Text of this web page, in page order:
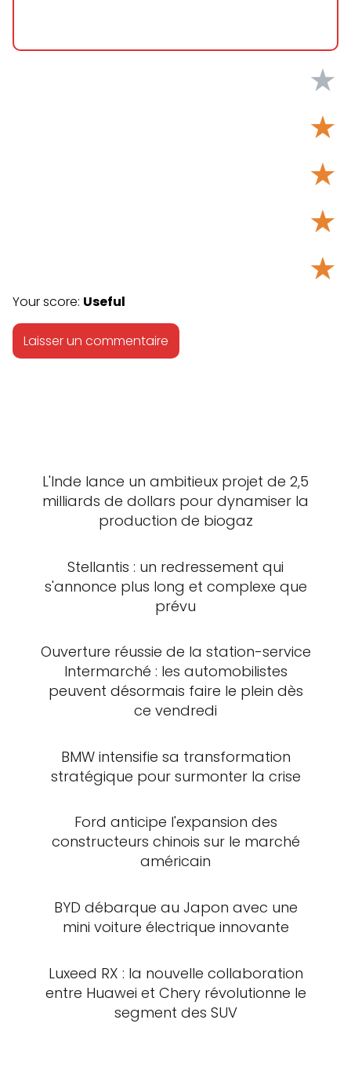
★
★
★
★
★
Your score: Useful
L'Inde lance un ambitieux projet de 2,5
milliards de dollars pour dynamiser la
production de biogaz
Stellantis : un redressement qui
s'annonce plus long et complexe que
prévu
Ouverture réussie de la station-service
Intermarché : les automobilistes
peuvent désormais faire le plein dès
ce vendredi
BMW intensifie sa transformation
stratégique pour surmonter la crise
Ford anticipe l'expansion des
constructeurs chinois sur le marché
américain
BYD débarque au Japon avec une
mini voiture électrique innovante
Luxeed RX : la nouvelle collaboration
entre Huawei et Chery révolutionne le
segment des SUV